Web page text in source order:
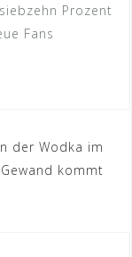
Prozent
Fans
der Wodka im
kommt